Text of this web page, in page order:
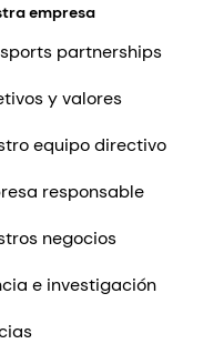
empresa
partnerships
y valores
equipo directivo
responsable
negocios
e investigación